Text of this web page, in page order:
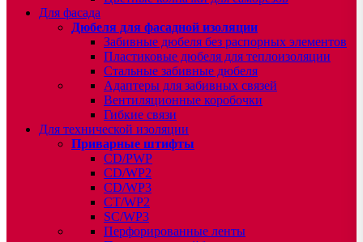
Для фасада
Дюбеля для фасадной изоляции
Забивные дюбеля без распорных элементов
Пластиковые дюбеля для теплоизоляции
Стальные забивные дюбеля
Адаптеры для забивных связей
Вентиляционные коробочки
Гибкие связи
Для технической изоляции
Приварные штифты
CD/PWP
CD/WP2
CD/WP3
CT/WP2
SC/WP3
Перфорированные ленты